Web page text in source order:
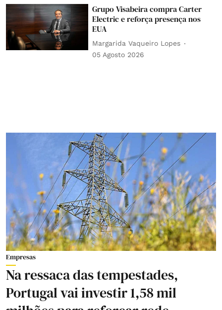
Grupo Visabeira compra Carter
Electric e reforça presença nos
EUA
Margarida Vaqueiro Lopes
05 Agosto 2026
Empresas
Na ressaca das tempestades,
Portugal vai investir 1,58 mil